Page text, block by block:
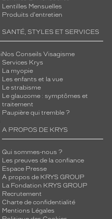
Lentilles Mensuelles
Produits d'entretien
SANTÉ, STYLES ET SERVICES
Nos Conseils Visagisme
Services Krys
La myopie
Les enfants et la vue
Le strabisme
Le glaucome : symptômes et
traitement
Paupière qui tremble ?
A PROPOS DE KRYS
Qui sommes-nous ?
Les preuves de la confiance
Espace Presse
A propos de KRYS GROUP
La Fondation KRYS GROUP
Recrutement
Charte de confidentialité
Mentions Légales